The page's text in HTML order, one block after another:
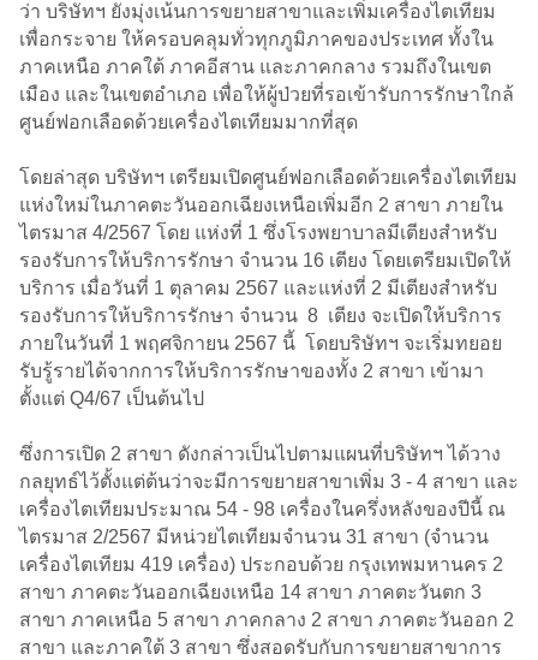
ว่า บริษัทฯ ยังมุ่งเน้นการขยายสาขาและเพิ่มเครื่องไตเทียม
เพื่อกระจาย ให้ครอบคลุมทั่วทุกภูมิภาคของประเทศ ทั้งใน
ภาคเหนือ ภาคใต้ ภาคอีสาน และภาคกลาง รวมถึงในเขต
เมือง และในเขตอำเภอ เพื่อให้ผู้ป่วยที่รอเข้ารับการรักษาใกล้
ศูนย์ฟอกเลือดด้วยเครื่องไตเทียมมากที่สุด
โดยล่าสุด บริษัทฯ เตรียมเปิดศูนย์ฟอกเลือดด้วยเครื่องไตเทียม
แห่งใหม่ในภาคตะวันออกเฉียงเหนือเพิ่มอีก 2 สาขา ภายใน
ไตรมาส 4/2567 โดย แห่งที่ 1 ซึ่งโรงพยาบาลมีเตียงสำหรับ
รองรับการให้บริการรักษา จำนวน 16 เตียง โดยเตรียมเปิดให้
บริการ เมื่อวันที่ 1 ตุลาคม 2567 และแห่งที่ 2 มีเตียงสำหรับ
รองรับการให้บริการรักษา จำนวน 8 เตียง จะเปิดให้บริการ
ภายในวันที่ 1 พฤศจิกายน 2567 นี้ โดยบริษัทฯ จะเริ่มทยอย
รับรู้รายได้จากการให้บริการรักษาของทั้ง 2 สาขา เข้ามา
ตั้งแต่ Q4/67 เป็นต้นไป
ซึ่งการเปิด 2 สาขา ดังกล่าวเป็นไปตามแผนที่บริษัทฯ ได้วาง
กลยุทธ์ไว้ตั้งแต่ต้นว่าจะมีการขยายสาขาเพิ่ม 3 - 4 สาขา และ
เครื่องไตเทียมประมาณ 54 - 98 เครื่องในครึ่งหลังของปีนี้ ณ
ไตรมาส 2/2567 มีหน่วยไตเทียมจำนวน 31 สาขา (จำนวน
เครื่องไตเทียม 419 เครื่อง) ประกอบด้วย กรุงเทพมหานคร 2
สาขา ภาคตะวันออกเฉียงเหนือ 14 สาขา ภาคตะวันตก 3
สาขา ภาคเหนือ 5 สาขา ภาคกลาง 2 สาขา ภาคตะวันออก 2
สาขา และภาคใต้ 3 สาขา ซึ่งสอดรับกับการขยายสาขาการ